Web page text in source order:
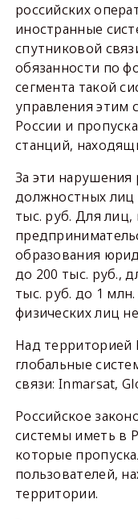
российских
иностранные
спутниковой
обязанности по
сегмента такой
управления этим
России и
станций,
За эти
должностных лиц
тыс. руб. Для
образования
до 200 тыс. руб.,
тыс. руб. до 1
физических лиц
Над территорией
глобальные
связи: Inmarsat,
Российское
системы иметь в
которые
пользователей,
территории.